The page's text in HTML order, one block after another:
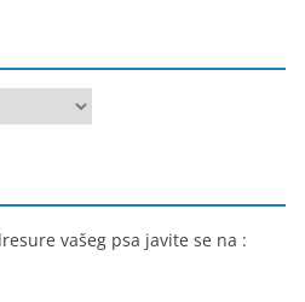
vašeg psa javite se na :